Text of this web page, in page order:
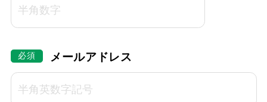
メールアドレス